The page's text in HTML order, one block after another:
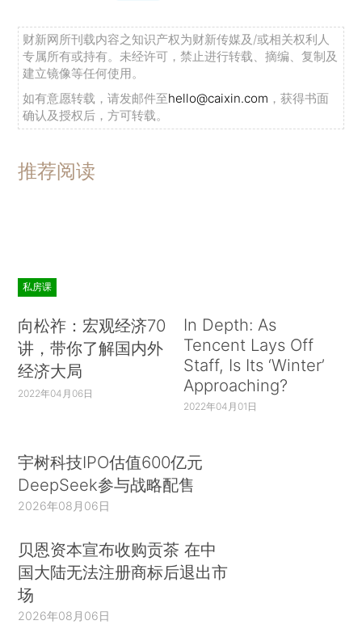
财新网所刊载内容之知识产权为财新传媒及/或相关权利人
专属所有或持有。未经许可，禁止进行转载、摘编、复制及
建立镜像等任何使用。
如有意愿转载，请发邮件至hello@caixin.com ，获得书面
确认及授权后，方可转载。
推荐阅读
私房课
向松祚：宏观经济70
讲，带你了解国内外
经济大局
2022年04月06日
In Depth: As
Tencent Lays Off
Staff, Is Its ‘Winter’
Approaching?
2022年04月01日
宇树科技IPO估值600亿元
DeepSeek参与战略配售
2026年08月06日
贝恩资本宣布收购贡茶 在中
国大陆无法注册商标后退出市
场
2026年08月06日